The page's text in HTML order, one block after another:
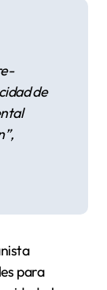
de
,
para